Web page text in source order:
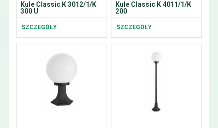
Kule Classic K 3012/1/K
300 U
SZCZEGÓŁY
Kule Classic K 4011/1/K
200
SZCZEGÓŁY